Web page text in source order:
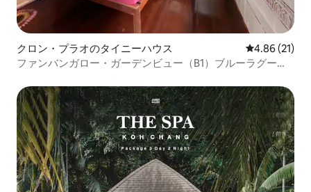
クロン・プラオのタイニーハウス レビュー21
4.86 (21)
ファンバンガロー・ガーデンビュー（B1）ブルーラグーン